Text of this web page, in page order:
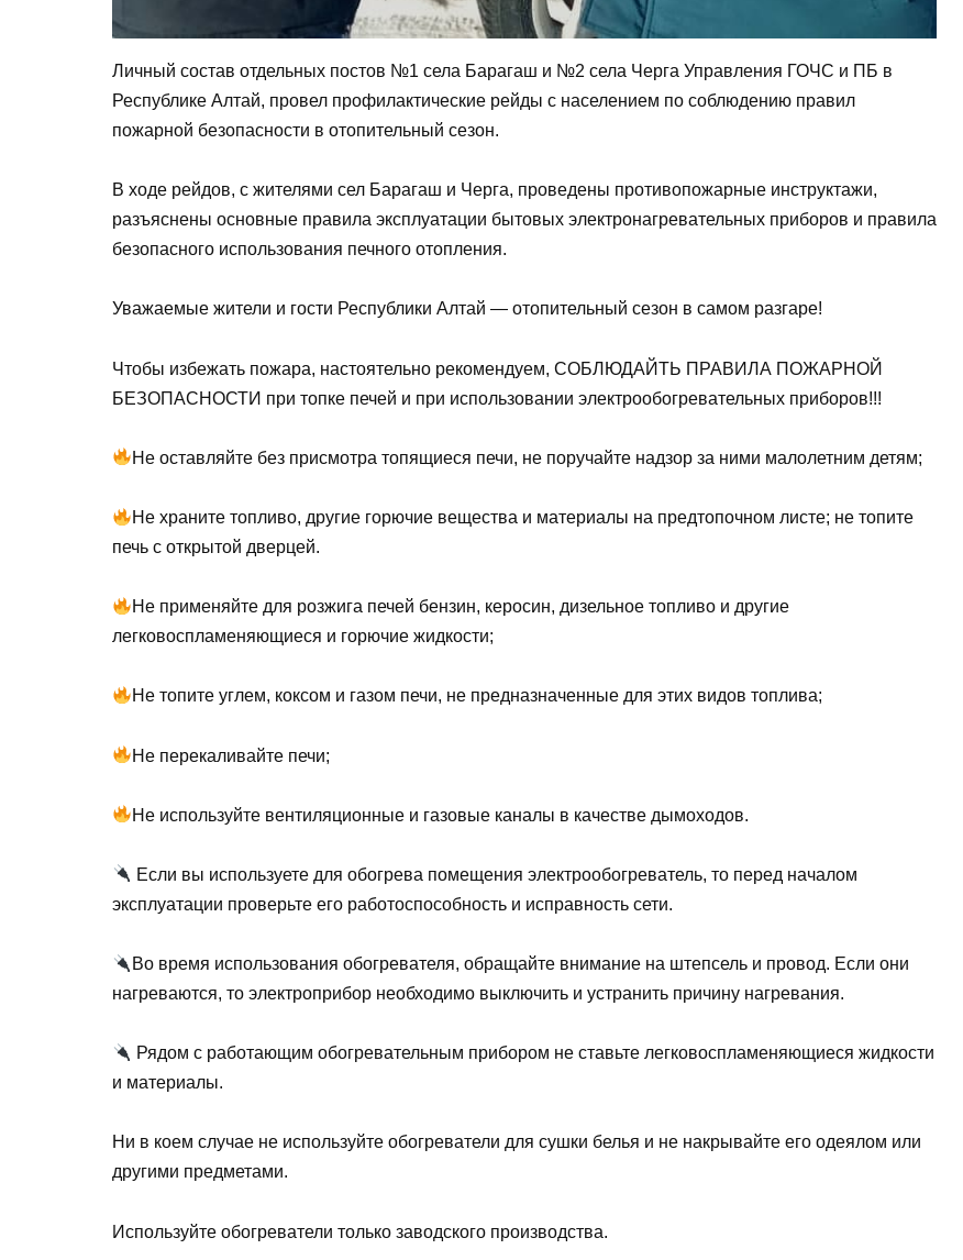
Личный состав отдельных постов №1 села Барагаш и №2 села Черга Управления ГОЧС и ПБ в
Республике Алтай, провел профилактические рейды с населением по соблюдению правил
пожарной безопасности в отопительный сезон.
В ходе рейдов, с жителями сел Барагаш и Черга, проведены противопожарные инструктажи,
разъяснены основные правила эксплуатации бытовых электронагревательных приборов и правила
безопасного использования печного отопления.
Уважаемые жители и гости Республики Алтай — отопительный сезон в самом разгаре!
Чтобы избежать пожара, настоятельно рекомендуем, СОБЛЮДАЙТЬ ПРАВИЛА ПОЖАРНОЙ
БЕЗОПАСНОСТИ при топке печей и при использовании электрообогревательных приборов!!!
Не оставляйте без присмотра топящиеся печи, не поручайте надзор за ними малолетним детям;
Не храните топливо, другие горючие вещества и материалы на предтопочном листе; не топите
печь с открытой дверцей.
Не применяйте для розжига печей бензин, керосин, дизельное топливо и другие
легковоспламеняющиеся и горючие жидкости;
Не топите углем, коксом и газом печи, не предназначенные для этих видов топлива;
Не перекаливайте печи;
Не используйте вентиляционные и газовые каналы в качестве дымоходов.
Если вы используете для обогрева помещения электрообогреватель, то перед началом
эксплуатации проверьте его работоспособность и исправность сети.
Во время использования обогревателя, обращайте внимание на штепсель и провод. Если они
нагреваются, то электроприбор необходимо выключить и устранить причину нагревания.
Рядом с работающим обогревательным прибором не ставьте легковоспламеняющиеся жидкости
и материалы.
Ни в коем случае не используйте обогреватели для сушки белья и не накрывайте его одеялом или
другими предметами.
Используйте обогреватели только заводского производства.